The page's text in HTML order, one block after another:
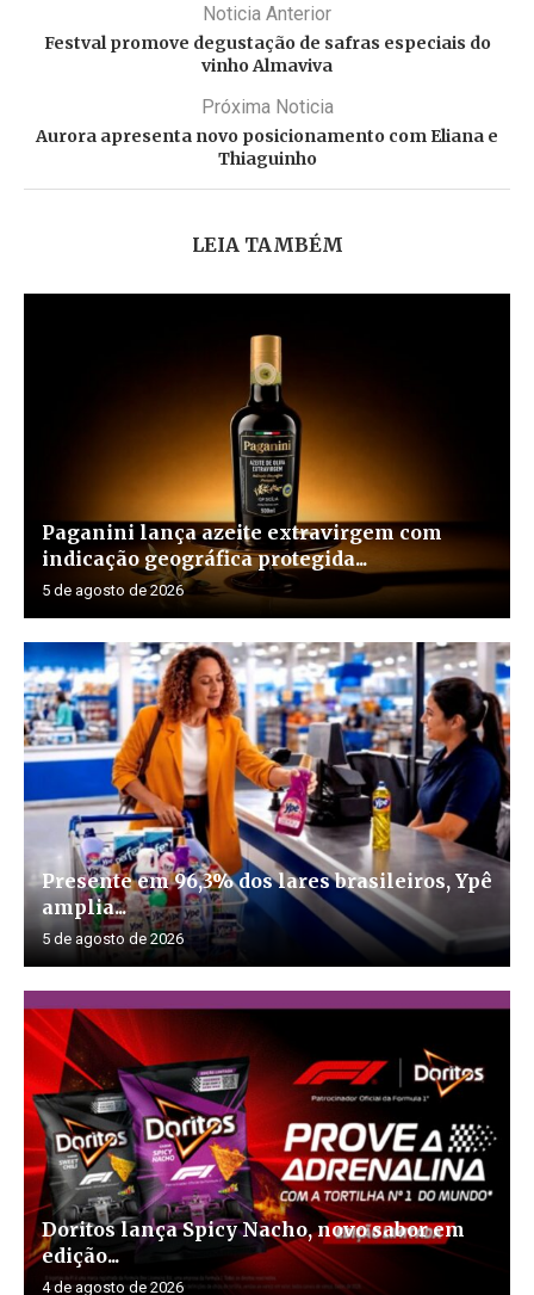
Noticia Anterior
Festval promove degustação de safras especiais do
vinho Almaviva
Próxima Noticia
Aurora apresenta novo posicionamento com Eliana e
Thiaguinho
LEIA TAMBÉM
Paganini lança azeite extravirgem com
indicação geográfica protegida...
5 de agosto de 2026
Presente em 96,3% dos lares brasileiros, Ypê
amplia...
5 de agosto de 2026
Doritos lança Spicy Nacho, novo sabor em
edição...
4 de agosto de 2026